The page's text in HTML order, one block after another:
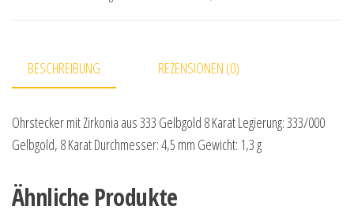
BESCHREIBUNG REZENSIONEN (0)
Ohrstecker mit Zirkonia aus 333 Gelbgold 8 Karat Legierung: 333/000
Gelbgold, 8 Karat Durchmesser: 4,5 mm Gewicht: 1,3 g
Ähnliche Produkte